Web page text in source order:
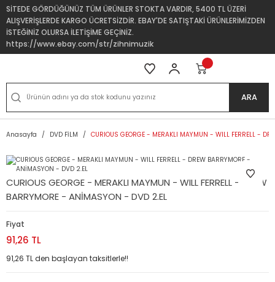
SİTEDE GÖRDÜĞÜNÜZ TÜM ÜRÜNLER STOKTA VARDIR, 5400 TL ÜZERİ
ALIŞVERİŞLERDE KARGO ÜCRETSİZDİR. EBAY'DE SATIŞTAKİ ÜRÜNLERİMİZDEN
İSTEĞİNİZ OLURSA İLETİŞİME GEÇİNİZ.
https://www.ebay.com/str/zihnimuzik
ARA
Anasayfa DVD FİLM CURIOUS GEORGE - MERAKLI MAYMUN - WILL FERRELL -
CURIOUS GEORGE - MERAKLI MAYMUN - WILL FERRELL - DREW
BARRYMORE - ANİMASYON - DVD 2.EL
Fiyat
91,26 TL
91,26 TL den başlayan taksitlerle!!